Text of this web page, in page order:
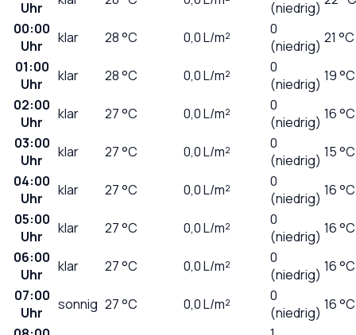
Uhr
(niedrig)
00:00
Uhr
klar 28°C 0,0L/m²
0
(niedrig) 21 °C
01:00
Uhr
klar 28°C 0,0L/m²
0
(niedrig) 19 °C
02:00
Uhr
klar 27°C 0,0L/m²
0
(niedrig) 16 °C
03:00
Uhr
klar 27°C 0,0L/m²
0
(niedrig) 15 °C
04:00
Uhr
klar 27°C 0,0L/m²
0
(niedrig) 16 °C
05:00
Uhr
klar 27°C 0,0L/m²
0
(niedrig) 16 °C
06:00
Uhr
klar 27°C 0,0L/m²
0
(niedrig) 16 °C
07:00
Uhr
sonnig 27°C 0,0L/m²
0
(niedrig) 16 °C